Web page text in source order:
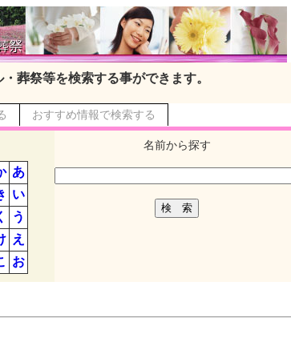
葬祭等を検索する事ができます。
おすすめ情報で検索する
あ
い
う
え
お
名前から探す